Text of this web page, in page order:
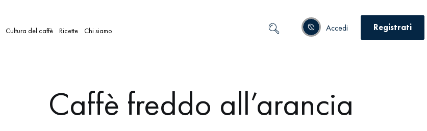
Cultura del caffè Ricette Chi siamo Accedi Registrati
Caffè freddo all’arancia